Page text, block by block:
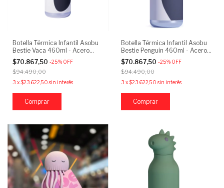
Botella Térmica Infantil Asobu
Bestie Vaca 460ml - Acero
Inoxidable
$70.867,50 -25% OFF
$94.490,00
3 x$23.622,50 sin interés
Botella Térmica Infantil Asobu
Bestie Penguin 460ml - Acero
Inoxidable
$70.867,50 -25% OFF
$94.490,00
3 x$23.622,50 sin interés